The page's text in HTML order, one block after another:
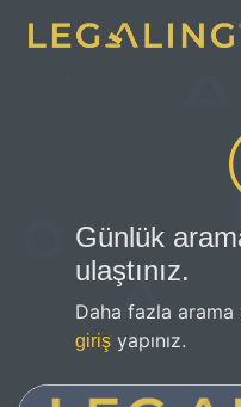
Günlük
ulaştınız.
Daha fazla
giriş yapınız.